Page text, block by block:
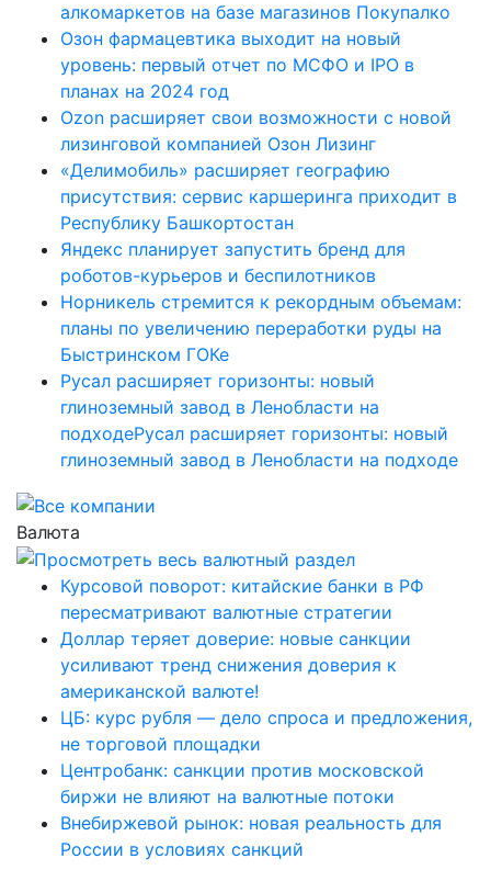
алкомаркетов на базе магазинов Покупалко
Озон фармацевтика выходит на новый
уровень: первый отчет по МСФО и IPO в
планах на 2024 год
Ozon расширяет свои возможности с новой
лизинговой компанией Озон Лизинг
«Делимобиль» расширяет географию
присутствия: сервис каршеринга приходит в
Республику Башкортостан
Яндекс планирует запустить бренд для
роботов-курьеров и беспилотников
Норникель стремится к рекордным объемам:
планы по увеличению переработки руды на
Быстринском ГОКе
Русал расширяет горизонты: новый
глиноземный завод в Ленобласти на
подходеРусал расширяет горизонты: новый
глиноземный завод в Ленобласти на подходе
Валюта
Курсовой поворот: китайские банки в РФ
пересматривают валютные стратегии
Доллар теряет доверие: новые санкции
усиливают тренд снижения доверия к
американской валюте!
ЦБ: курс рубля — дело спроса и предложения,
не торговой площадки
Центробанк: санкции против московской
биржи не влияют на валютные потоки
Внебиржевой рынок: новая реальность для
России в условиях санкций